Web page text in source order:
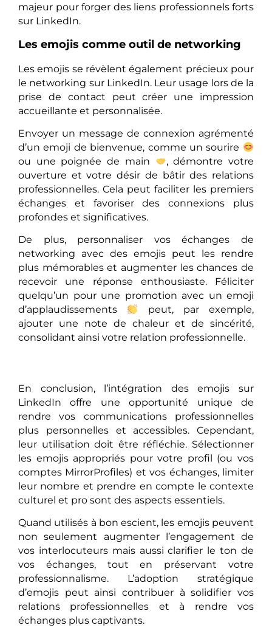
majeur pour forger des liens professionnels forts
sur LinkedIn.
Les emojis comme outil de networking
Les emojis se révèlent également précieux pour
le networking sur LinkedIn. Leur usage lors de la
prise de contact peut créer une impression
accueillante et personnalisée.
Envoyer un message de connexion agrémenté
d’un emoji de bienvenue, comme un sourire
ou une poignée de main
, démontre votre
ouverture et votre désir de bâtir des relations
professionnelles. Cela peut faciliter les premiers
échanges et favoriser des connexions plus
profondes et significatives.
De plus, personnaliser vos échanges de
networking avec des emojis peut les rendre
plus mémorables et augmenter les chances de
recevoir une réponse enthousiaste. Féliciter
quelqu’un pour une promotion avec un emoji
d’applaudissements
peut, par exemple,
ajouter une note de chaleur et de sincérité,
consolidant ainsi votre relation professionnelle.
En conclusion, l’intégration des emojis sur
LinkedIn offre une opportunité unique de
rendre vos communications professionnelles
plus personnelles et accessibles. Cependant,
leur utilisation doit être réfléchie. Sélectionner
les emojis appropriés pour votre profil (ou vos
comptes MirrorProfiles) et vos échanges, limiter
leur nombre et prendre en compte le contexte
culturel et pro sont des aspects essentiels.
Quand utilisés à bon escient, les emojis peuvent
non seulement augmenter l’engagement de
vos interlocuteurs mais aussi clarifier le ton de
vos échanges, tout en préservant votre
professionnalisme. L’adoption stratégique
d’emojis peut ainsi contribuer à solidifier vos
relations professionnelles et à rendre vos
échanges plus captivants.